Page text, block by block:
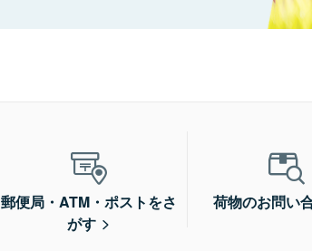
郵便局・ATM・ポストをさ
がす
荷物のお問い